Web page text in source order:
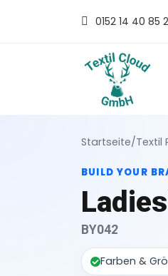
0152 14 40 85
Startseite/Textil
BUILD YOUR
BY042
Farben &